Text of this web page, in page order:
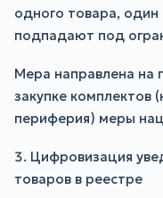
одного товара, один
подпадают под
Мера направлена на
закупке комплектов
периферия) меры
3. Цифровизация
товаров в реестре